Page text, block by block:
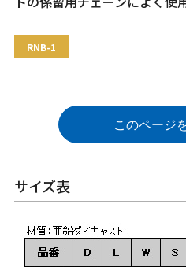
RNB-1
このページ
サイズ表